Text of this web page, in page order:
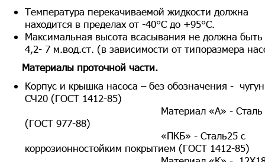
Температура перекачиваемой жидкости должна
находится в пределах от -40°С до +95°С.
Максимальная высота всасывания не должна быть
4,2- 7 м.вод.ст. (в зависимости от типоразмера
Материалы проточной части.
Корпус и крышка насоса – без обозначения -
СЧ20 (ГОСТ 1412-85)
Материал «А» - Сталь
(ГОСТ 977-88)
«ПКБ» - Сталь25 с
коррозионностойким покрытием (ГОСТ 1412-85)